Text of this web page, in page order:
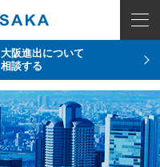
大阪進出について
相談する